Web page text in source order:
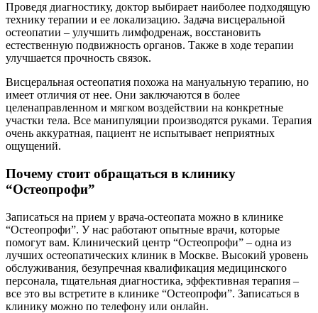
Проведя диагностику, доктор выбирает наиболее подходящую
технику терапии и ее локализацию. Задача висцеральной
остеопатии – улучшить лимфодренаж, восстановить
естественную подвижность органов. Также в ходе терапии
улучшается прочность связок.
Висцеральная остеопатия похожа на мануальную терапию, но
имеет отличия от нее. Они заключаются в более
целенаправленном и мягком воздействии на конкретные
участки тела. Все манипуляции производятся руками. Терапия
очень аккуратная, пациент не испытывает неприятных
ощущений.
Почему стоит обращаться в клинику
“Остеопрофи”
Записаться на прием у врача-остеопата можно в клинике
“Остеопрофи”. У нас работают опытные врачи, которые
помогут вам. Клинический центр “Остеопрофи” – одна из
лучших остеопатических клиник в Москве. Высокий уровень
обслуживания, безупречная квалификация медицинского
персонала, тщательная диагностика, эффективная терапия –
все это вы встретите в клинике “Остеопрофи”. Записаться в
клинику можно по телефону или онлайн.